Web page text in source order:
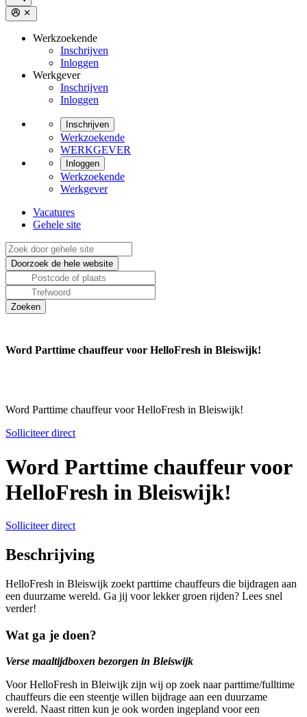
Werkzoekende
Inschrijven
Inloggen
Werkgever
Inschrijven
Inloggen
Inschrijven
Werkzoekende
WERKGEVER
Inloggen
Werkzoekende
Werkgever
Vacatures
Gehele site
Word Parttime chauffeur voor HelloFresh in Bleiswijk!
Word Parttime chauffeur voor HelloFresh in Bleiswijk!
Solliciteer direct
Word Parttime chauffeur voor
HelloFresh in Bleiswijk!
Solliciteer direct
Beschrijving
HelloFresh in Bleiswijk zoekt parttime chauffeurs die bijdragen aan
een duurzame wereld. Ga jij voor lekker groen rijden? Lees snel
verder!
Wat ga je doen?
Verse maaltijdboxen bezorgen in Bleiswijk
Voor HelloFresh in Bleiwijk zijn wij op zoek naar parttime/fulltime
chauffeurs die een steentje willen bijdrage aan een duurzame
wereld. Naast ritten kun je ook worden ingepland voor een